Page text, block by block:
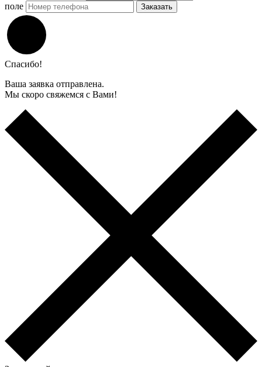
поле
Заказать
Спасибо!
Ваша заявка отправлена.
Мы скоро свяжемся с Вами!